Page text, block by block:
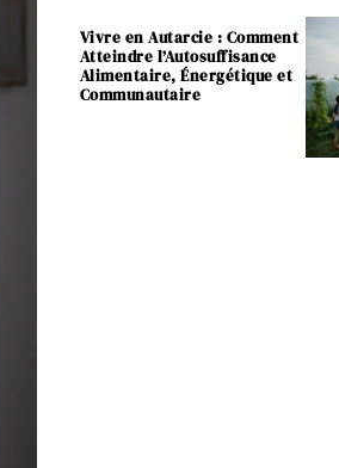
Vivre en Autarcie : Comment
Atteindre l’Autosuffisance
Alimentaire, Énergétique et
Communautaire